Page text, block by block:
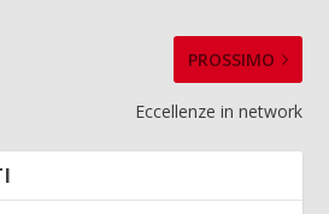
PROSSIMO
Eccellenze in network